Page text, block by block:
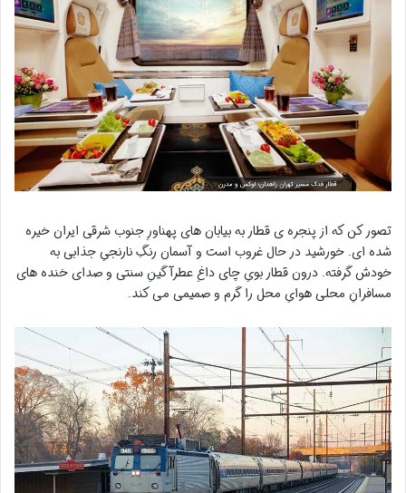
تصور کن که از پنجره ی قطار به بیابان های پهناورِ جنوب شرقی ایران خیره
شده ای. خورشید در حال غروب است و آسمان رنگِ نارنجیِ جذابی به
خودش گرفته. درون قطار بویِ چای داغِ عطرآگینِ سنتی و صدای خنده های
مسافرانِ محلی هوایِ محل را گرم و صمیمی می کند.